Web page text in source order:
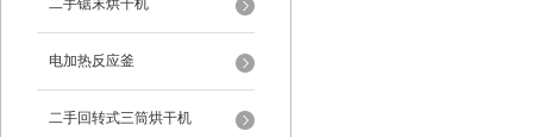
二手锯末烘干机
电加热反应釜
二手回转式三筒烘干机